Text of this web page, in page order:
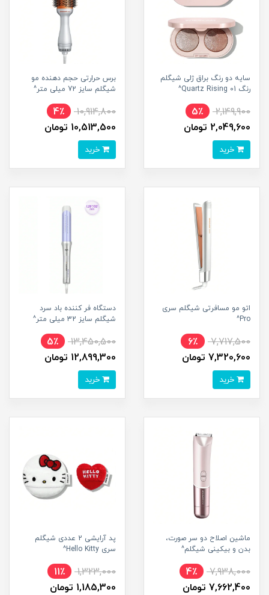
سایه دو رنگ براق ژلی شیگلم
رنگ Quartz Rising 01^
2,149,900
5٪
2,049,600 تومان
برس حرارتی حجم دهنده مو
شیگلم سایز 72 میلی متر^
10,914,800
4٪
10,513,500 تومان
اتو مو مسافرتی شیگلم سری
Pro^
7,717,500
6٪
7,320,600 تومان
دستگاه فر کننده باد سرد
شیگلم سایز 32 میلی متر^
13,450,500
5٪
12,899,300 تومان
ماشین اصلاح دو سر صورت،
بدن و بیکینی شیگلم^
7,938,000
4٪
7,662,400 تومان
پد آرایشی 2 عددی شیگلم
سری Hello Kitty^
1,323,000
11٪
1,185,300 تومان